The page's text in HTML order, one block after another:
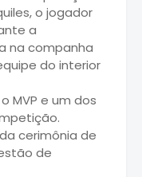
o jogador
a
na companha
do interior
MVP e um dos
cerimônia de
de